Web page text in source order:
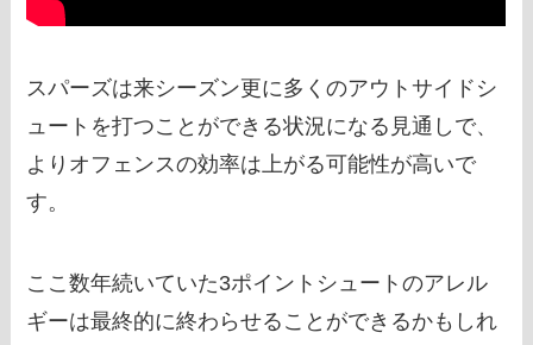
スパーズは来シーズン更に多くのアウトサイドシ
ュートを打つことができる状況になる見通しで、
よりオフェンスの効率は上がる可能性が高いで
す。
ここ数年続いていた3ポイントシュートのアレル
ギーは最終的に終わらせることができるかもしれ